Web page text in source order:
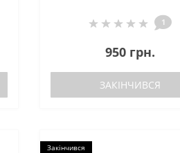
1
950 грн.
ЗАКІНЧИВСЯ
Закінчився